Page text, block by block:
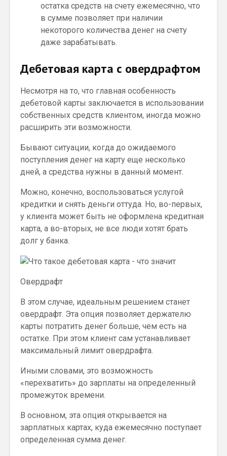
остатка средств на счету ежемесячно, что
в сумме позволяет при наличии
некоторого количества денег на счету
даже зарабатывать.
Дебетовая карта с овердрафтом
Несмотря на то, что главная особенность
дебетовой карты заключается в использовании
собственных средств клиентом, иногда можно
расширить эти возможности.
Бывают ситуации, когда до ожидаемого
поступления денег на карту еще несколько
дней, а средства нужны в данный момент.
Можно, конечно, воспользоваться услугой
кредитки и снять деньги оттуда. Но, во-первых,
у клиента может быть не оформлена кредитная
карта, а во-вторых, не все люди хотят брать
долг у банка.
Овердрафт
В этом случае, идеальным решением станет
овердрафт. Эта опция позволяет держателю
карты потратить денег больше, чем есть на
остатке. При этом клиент сам устанавливает
максимальный лимит овердрафта.
Иными словами, это возможность
«перехватить» до зарплаты на определенный
промежуток времени.
В основном, эта опция открывается на
зарплатных картах, куда ежемесячно поступает
определенная сумма денег.